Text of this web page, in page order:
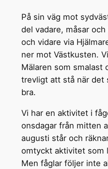
På sin väg mot
del vadare, måsar
och vidare via
ner mot Västkusten.
Mälaren som smalast
trevligt att stå när det
bra.
Vi har en aktivitet i
onsdagar från mitten
augusti står och
omtyckt aktivitet som
Men fåglar följer inte